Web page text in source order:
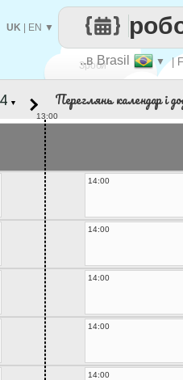
Зроби
..в Brasil ▼ |
UK EN ▼
▼ Переглянь календар і
13:00
14:00
14:00
14:00
14:00
14:00